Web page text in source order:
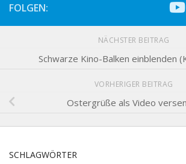
FOLGEN:
NÄCHSTER BEITRAG
Schwarze Kino-Balken einblenden
VORHERIGER BEITRAG
Ostergrüße als Video
SCHLAGWÖRTER